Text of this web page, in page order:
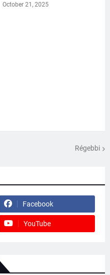
October 21, 2025
Régebbi
Facebook
YouTube